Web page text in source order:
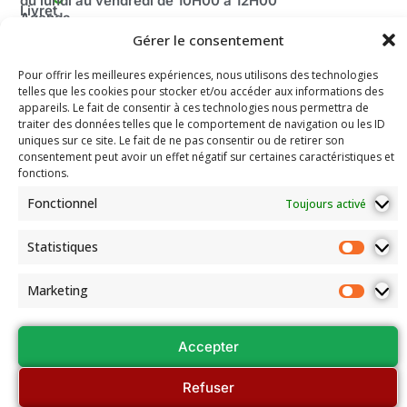
Gérer le consentement
Pour offrir les meilleures expériences, nous utilisons des technologies
telles que les cookies pour stocker et/ou accéder aux informations des
appareils. Le fait de consentir à ces technologies nous permettra de
traiter des données telles que le comportement de navigation ou les ID
uniques sur ce site. Le fait de ne pas consentir ou de retirer son
consentement peut avoir un effet négatif sur certaines caractéristiques et
fonctions.
Fonctionnel Toujours activé
Statistiques
Marketing
Accepter
Refuser
Livret
La
Fédération
Française
de Bridge
Agenda
Compétitions
du Comité
Jeunesse
Mentions
Légales
documents
l’association
Générales
régionaux
100 route de Paris
69260 Charbonnières-les-Bains
Email: secretariat.colybridge@gmail.com
Tél: 04 78 42 10 89